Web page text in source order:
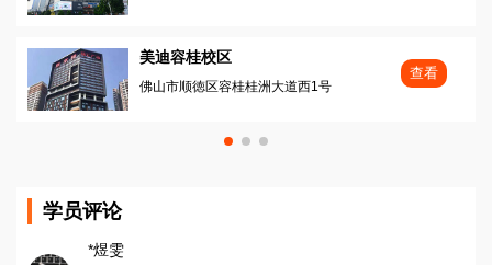
美迪容桂校区
佛山市顺徳区容桂桂洲大道西1号
查看
学员评论
*煜雯